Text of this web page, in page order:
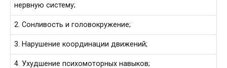
нервную систему;
2. Сонливость и головокружение;
3. Нарушение координации движений;
4. Ухудшение психомоторных навыков;